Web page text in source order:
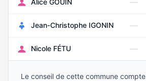
Alice GOUIN —
Jean-Christophe IGONIN —
Nicole FÉTU —
Le conseil de cette commune compte